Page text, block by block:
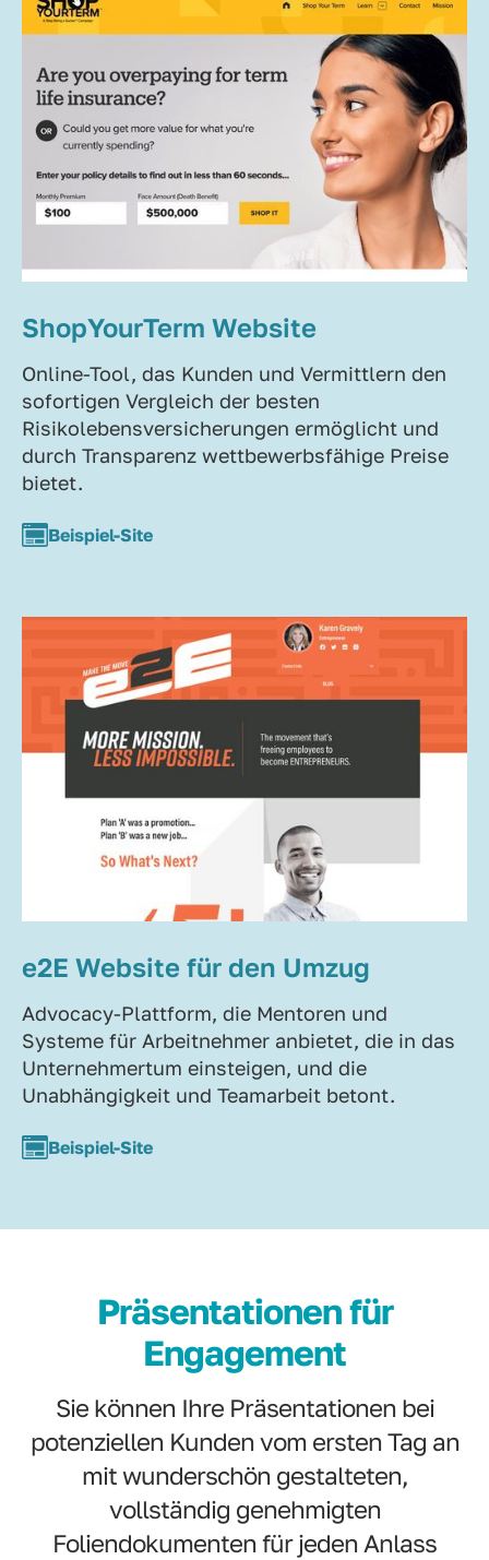
ShopYourTerm Website
Online-Tool, das Kunden und Vermittlern den
sofortigen Vergleich der besten
Risikolebensversicherungen ermöglicht und
durch Transparenz wettbewerbsfähige Preise
bietet.
Beispiel-Site
e2E Website für den Umzug
Advocacy-Plattform, die Mentoren und
Systeme für Arbeitnehmer anbietet, die in das
Unternehmertum einsteigen, und die
Unabhängigkeit und Teamarbeit betont.
Beispiel-Site
Präsentationen für
Engagement
Sie können Ihre Präsentationen bei
potenziellen Kunden vom ersten Tag an
mit wunderschön gestalteten,
vollständig genehmigten
Foliendokumenten für jeden Anlass